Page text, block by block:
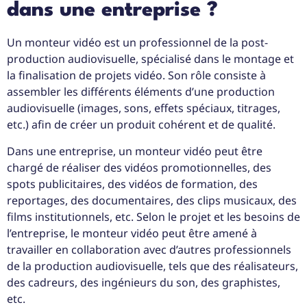
dans une entreprise ?
Un monteur vidéo est un professionnel de la post-
production audiovisuelle, spécialisé dans le montage et
la finalisation de projets vidéo. Son rôle consiste à
assembler les différents éléments d’une production
audiovisuelle (images, sons, effets spéciaux, titrages,
etc.) afin de créer un produit cohérent et de qualité.
Dans une entreprise, un monteur vidéo peut être
chargé de réaliser des vidéos promotionnelles, des
spots publicitaires, des vidéos de formation, des
reportages, des documentaires, des clips musicaux, des
films institutionnels, etc. Selon le projet et les besoins de
l’entreprise, le monteur vidéo peut être amené à
travailler en collaboration avec d’autres professionnels
de la production audiovisuelle, tels que des réalisateurs,
des cadreurs, des ingénieurs du son, des graphistes,
etc.